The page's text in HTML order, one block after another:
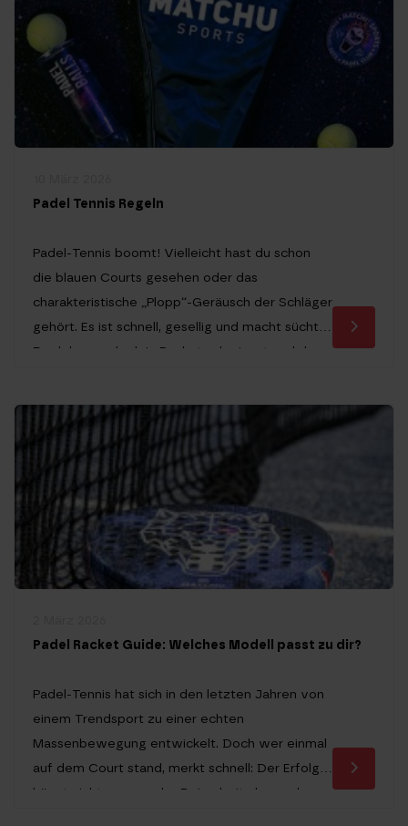
wie das Cupping. Während die
charakteristischen dunklen Kreise auf der Haut
von Profisportlern oft Fragen aufwerfen, […]
Padel Tennis Regeln
Padel-Tennis boomt! Vielleicht hast du schon
die blauen Courts gesehen oder das
charakteristische „Plopp“-Geräusch der Schläger
gehört. Es ist schnell, gesellig und macht süchtig.
Doch bevor du dein Racket schwingst und den
den Wänden, dem Aufschlag und der
Zählweise?Damit du bei deinem […]
Padel Racket Guide: Welches Modell passt zu dir?
Padel-Tennis hat sich in den letzten Jahren von
einem Trendsport zu einer echten
Massenbewegung entwickelt. Doch wer einmal
auf dem Court stand, merkt schnell: Der Erfolg
hängt nicht nur von der Beinarbeit ab, sondern